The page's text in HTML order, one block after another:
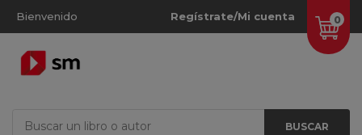
Bienvenido 0
Regístrate/Mi cuenta
BUSCAR